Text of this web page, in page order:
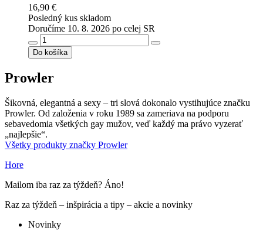
16,90 €
Posledný kus skladom
Doručíme 10. 8. 2026 po celej SR
Do košíka
Prowler
Šikovná, elegantná a sexy – tri slová dokonalo vystihujúce značku
Prowler. Od založenia v roku 1989 sa zameriava na podporu
sebavedomia všetkých gay mužov, veď každý ma právo vyzerať
„najlepšie“.
Všetky produkty značky Prowler
Hore
Mailom iba raz za týždeň? Áno!
Raz za týždeň – inšpirácia a tipy – akcie a novinky
Novinky